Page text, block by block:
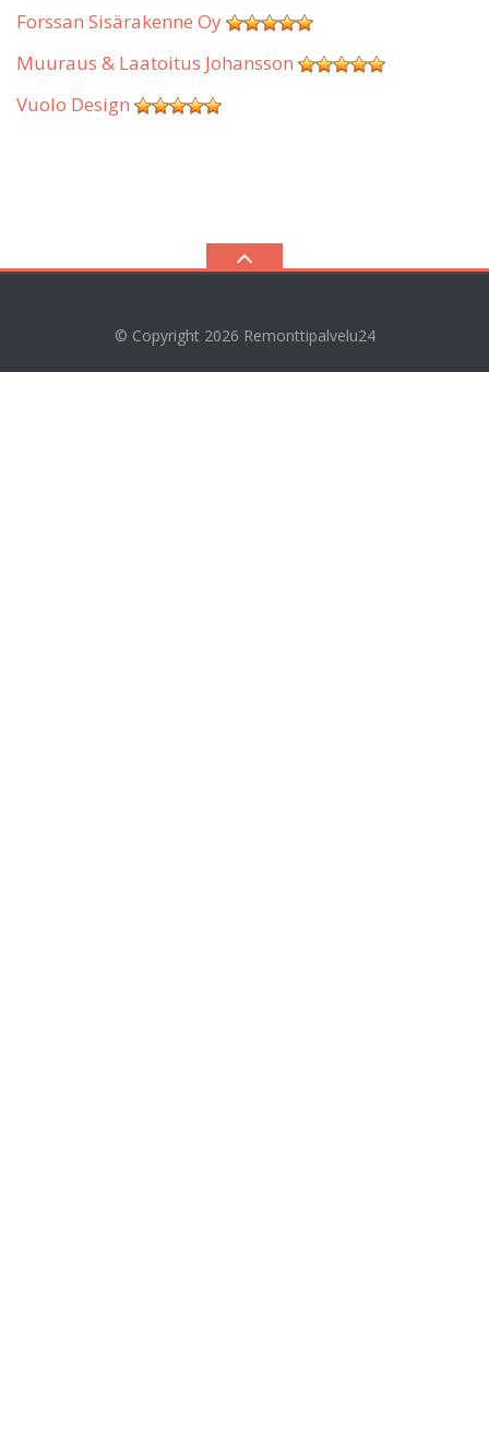
Forssan Sisärakenne Oy
Muuraus & Laatoitus Johansson
Vuolo Design
© Copyright 2026 Remonttipalvelu24